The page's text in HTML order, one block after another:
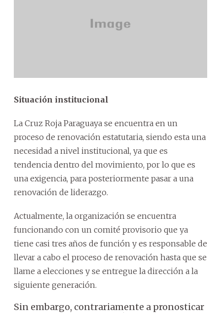
Situación institucional
La Cruz Roja Paraguaya se encuentra en un
proceso de renovación estatutaria, siendo esta una
necesidad a nivel institucional, ya que es
tendencia dentro del movimiento, por lo que es
una exigencia, para posteriormente pasar a una
renovación de liderazgo.
Actualmente, la organización se encuentra
funcionando con un comité provisorio que ya
tiene casi tres años de función y es responsable de
llevar a cabo el proceso de renovación hasta que se
llame a elecciones y se entregue la dirección a la
siguiente generación.
Sin embargo, contrariamente a pronosticar